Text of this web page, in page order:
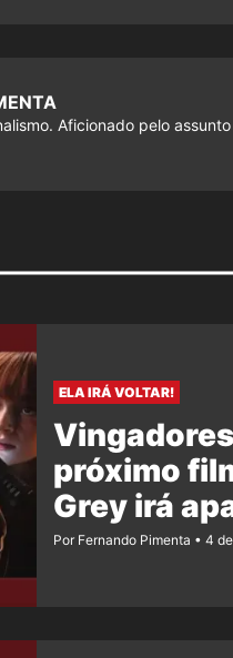
Aficionado pelo
ELA IRÁ VOLTAR!
próximo
Grey irá
Por Fernando Pimenta 4